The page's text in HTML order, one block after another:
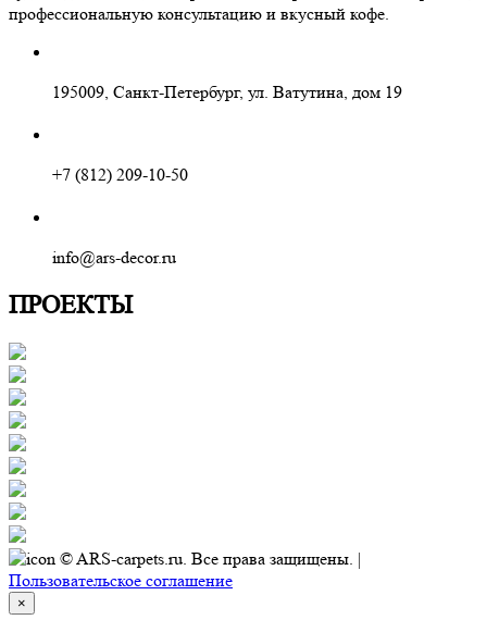
профессиональную консультацию и вкусный кофе.
195009, Санкт-Петербург, ул. Ватутина, дом 19
+7 (812) 209-10-50
info@ars-decor.ru
ПРОЕКТЫ
© ARS-carpets.ru. Все права защищены. |
Пользовательское соглашение
×